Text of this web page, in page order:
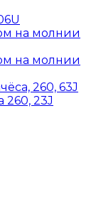
на молнии
на молнии
260, 63J
260, 23J